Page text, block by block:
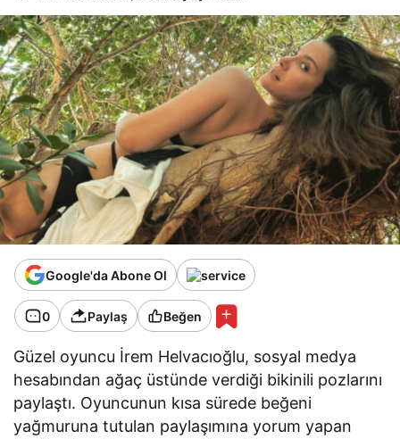
Google'da Abone Ol
0 Paylaş Beğen
Güzel oyuncu İrem Helvacıoğlu, sosyal medya
hesabından ağaç üstünde verdiği bikinili pozlarını
paylaştı. Oyuncunun kısa sürede beğeni
yağmuruna tutulan paylaşımına yorum yapan